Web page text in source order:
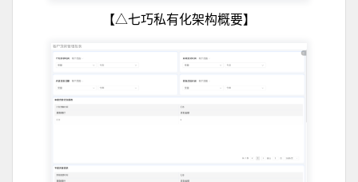
【△七巧私有化架构概要】